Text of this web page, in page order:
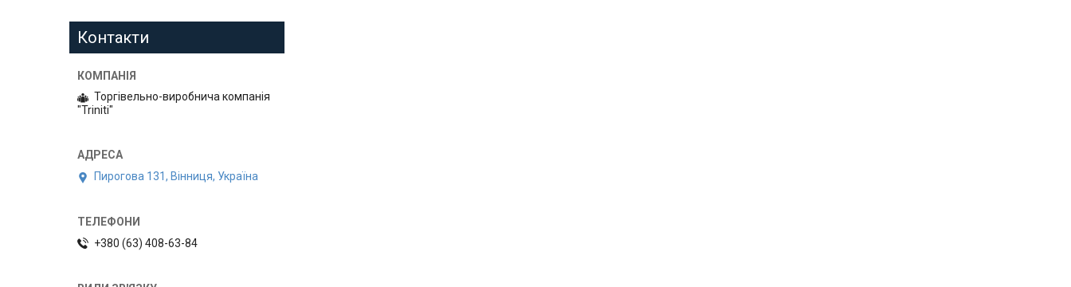
Контакти
Торгівельно-виробнича компанія
"Triniti"
Пирогова 131, Вінниця, Україна
+380 (63) 408-63-84